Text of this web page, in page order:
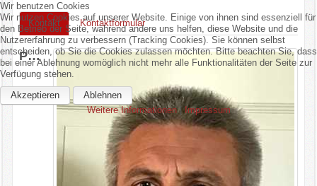
Events
Gastronomie
Aktuell
Kontakt Kontaktformular
Position:
Wir benutzen Cookies
Wir nutzen Cookies auf unserer Website. Einige von ihnen sind essenziell für
den Betrieb der Seite, während andere uns helfen, diese Website und die
Nutzererfahrung zu verbessern (Tracking Cookies). Sie können selbst
entscheiden, ob Sie die Cookies zulassen möchten. Bitte beachten Sie, dass
bei einer Ablehnung womöglich nicht mehr alle Funktionalitäten der Seite zur
Verfügung stehen.
Akzeptieren
Ablehnen
Weitere Informationen|Impressum